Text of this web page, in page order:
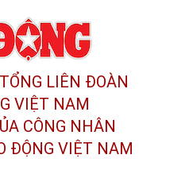
LIÊN ĐOÀN
VIỆT NAM
CÔNG NHÂN
ĐỘNG VIỆT NAM